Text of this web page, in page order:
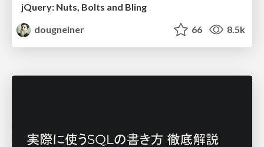
jQuery: Nuts, Bolts and Bling
dougneiner
66 8.5k